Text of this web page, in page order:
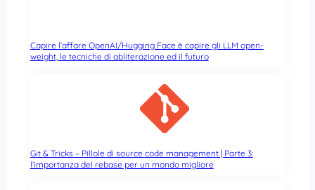
Capire l’affare OpenAI/Hugging Face è capire gli LLM open-
weight, le tecniche di abliterazione ed il futuro
Git & Tricks – Pillole di source code management | Parte 3:
l’importanza del rebase per un mondo migliore